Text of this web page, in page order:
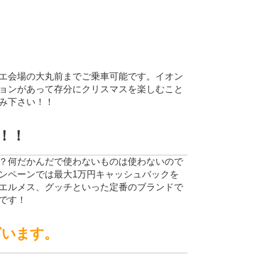
会場の大丸前までご乗車可能です。イオン
ンがあって存分にクリスマスを楽しむこと
下さい！！
！
何だかんだで使わないものは使わないので
ペーンでは最大1万円キャッシュバックを
ルメス、グッチといった定番のブランドで
す！
ます。